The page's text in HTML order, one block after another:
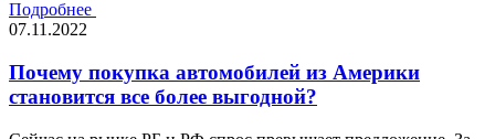
Подробнее
07.11.2022
Почему покупка автомобилей из Америки
становится все более выгодной?